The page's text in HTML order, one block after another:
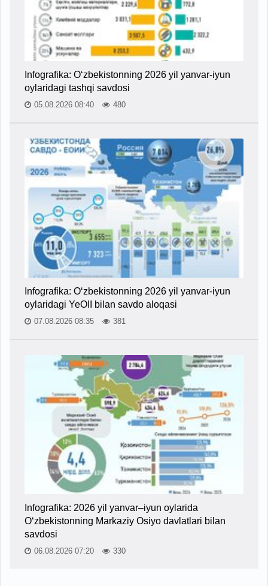
Infografika: O‘zbekistonning 2026 yil yanvar-iyun
oylaridagi tashqi savdosi
05.08.2026 08:40 480
Infografika: O‘zbekistonning 2026 yil yanvar-iyun
oylaridagi YeOII bilan savdo aloqasi
07.08.2026 08:35 381
Infografika: 2026 yil yanvar–iyun oylarida
O‘zbekistonning Markaziy Osiyo davlatlari bilan
savdosi
06.08.2026 07:20 330